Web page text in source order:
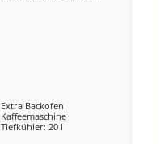
Extra Backofen
Kaffeemaschine
Tiefkühler: 20 l